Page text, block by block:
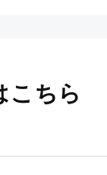
こちら